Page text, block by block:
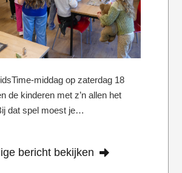
middag op zaterdag 18
de kinderen met z’n allen het
dat spel moest je…
bericht bekijken